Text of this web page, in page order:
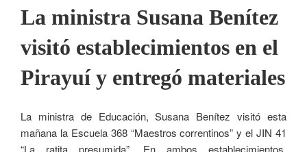
La ministra Susana Benítez
visitó establecimientos en el
Pirayuí y entregó materiales
La ministra de Educación, Susana Benítez visitó esta
mañana la Escuela 368 “Maestros correntinos” y el JIN 41
“La ratita presumida”. En ambos establecimientos,